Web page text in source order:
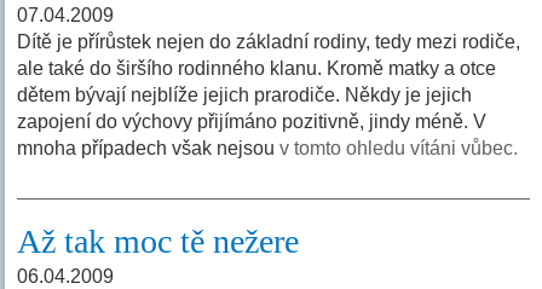
07.04.2009
Dítě je přírůstek nejen do základní rodiny, tedy mezi rodiče,
ale také do širšího rodinného klanu. Kromě matky a otce
dětem bývají nejblíže jejich prarodiče. Někdy je jejich
zapojení do výchovy přijímáno pozitivně, jindy méně. V
mnoha případech však nejsouv tomto ohledu vítáni vůbec.
Až tak moc tě nežere
06.04.2009